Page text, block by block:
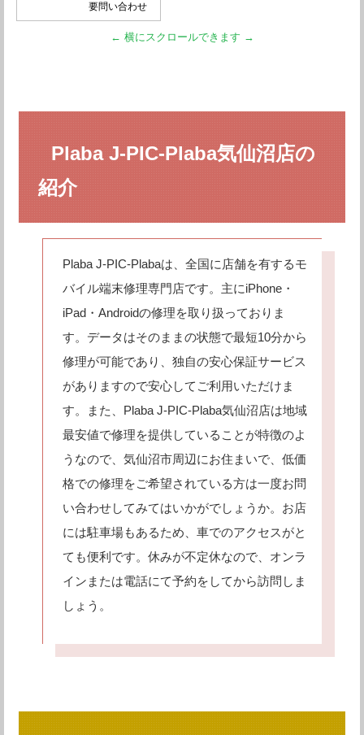
要問い合わせ
Plaba J-PIC-Plaba気仙沼店の
紹介
Plaba J-PIC-Plabaは、全国に店舗を有するモ
バイル端末修理専門店です。主にiPhone・
iPad・Androidの修理を取り扱っておりま
す。データはそのままの状態で最短10分から
修理が可能であり、独自の安心保証サービス
がありますので安心してご利用いただけま
す。また、Plaba J-PIC-Plaba気仙沼店は地域
最安値で修理を提供していることが特徴のよ
うなので、気仙沼市周辺にお住まいで、低価
格での修理をご希望されている方は一度お問
い合わせしてみてはいかがでしょうか。お店
には駐車場もあるため、車でのアクセスがと
ても便利です。休みが不定休なので、オンラ
インまたは電話にて予約をしてから訪問しま
しょう。